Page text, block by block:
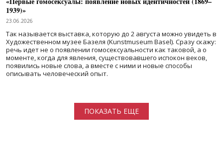
1939)»
23.06.2026
Так называется выставка, которую до 2 августа можно увидеть в
Художественном музее Базеля (Kunstmuseum Basel). Сразу скажу:
речь идет не о появлении гомосексуальности как таковой, а о
моменте, когда для явления, существовавшего испокон веков,
появились новые слова, а вместе с ними и новые способы
описывать человеческий опыт.
ПОКАЗАТЬ ЕЩЕ